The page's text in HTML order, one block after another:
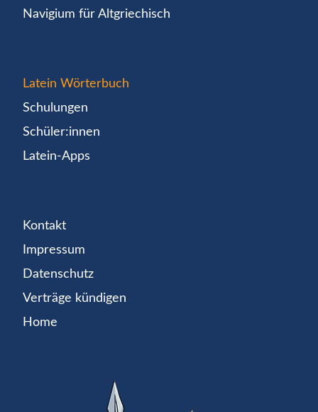
Navigium für Altgriechisch
Latein Wörterbuch
Schulungen
Schüler:innen
Latein-Apps
Kontakt
Impressum
Datenschutz
Verträge kündigen
Home